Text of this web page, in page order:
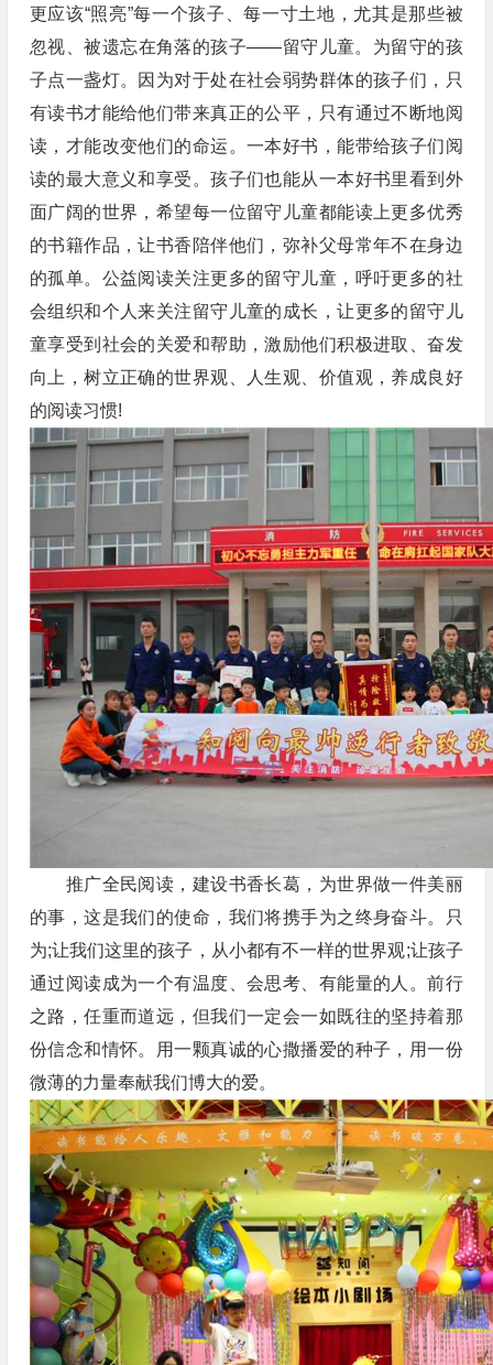
更应该“照亮”每一个孩子、每一寸土地，尤其是那些被
忽视、被遗忘在角落的孩子——留守儿童。为留守的孩
子点一盏灯。因为对于处在社会弱势群体的孩子们，只
有读书才能给他们带来真正的公平，只有通过不断地阅
读，才能改变他们的命运。一本好书，能带给孩子们阅
读的最大意义和享受。孩子们也能从一本好书里看到外
面广阔的世界，希望每一位留守儿童都能读上更多优秀
的书籍作品，让书香陪伴他们，弥补父母常年不在身边
的孤单。公益阅读关注更多的留守儿童，呼吁更多的社
会组织和个人来关注留守儿童的成长，让更多的留守儿
童享受到社会的关爱和帮助，激励他们积极进取、奋发
向上，树立正确的世界观、人生观、价值观，养成良好
的阅读习惯!
推广全民阅读，建设书香长葛，为世界做一件美丽
的事，这是我们的使命，我们将携手为之终身奋斗。只
为;让我们这里的孩子，从小都有不一样的世界观;让孩子
通过阅读成为一个有温度、会思考、有能量的人。前行
之路，任重而道远，但我们一定会一如既往的坚持着那
份信念和情怀。用一颗真诚的心撒播爱的种子，用一份
微薄的力量奉献我们博大的爱。